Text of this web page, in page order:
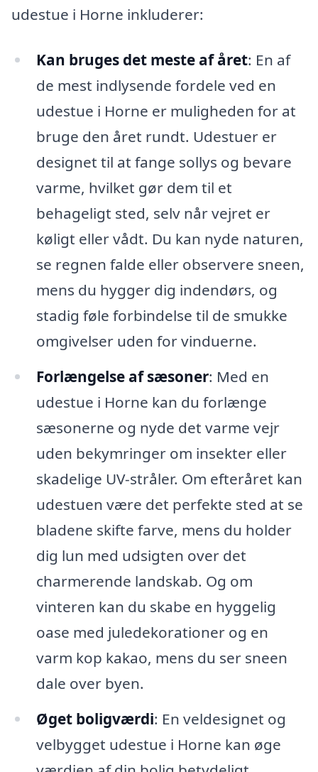
udestue i Horne inkluderer:
Kan bruges det meste af året: En af
de mest indlysende fordele ved en
udestue i Horne er muligheden for at
bruge den året rundt. Udestuer er
designet til at fange sollys og bevare
varme, hvilket gør dem til et
behageligt sted, selv når vejret er
køligt eller vådt. Du kan nyde naturen,
se regnen falde eller observere sneen,
mens du hygger dig indendørs, og
stadig føle forbindelse til de smukke
omgivelser uden for vinduerne.
Forlængelse af sæsoner: Med en
udestue i Horne kan du forlænge
sæsonerne og nyde det varme vejr
uden bekymringer om insekter eller
skadelige UV-stråler. Om efteråret kan
udestuen være det perfekte sted at se
bladene skifte farve, mens du holder
dig lun med udsigten over det
charmerende landskab. Og om
vinteren kan du skabe en hyggelig
oase med juledekorationer og en
varm kop kakao, mens du ser sneen
dale over byen.
Øget boligværdi: En veldesignet og
velbygget udestue i Horne kan øge